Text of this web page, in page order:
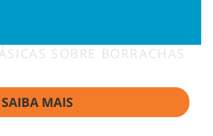
SOBRE BORRACHAS
SAIBA MAIS